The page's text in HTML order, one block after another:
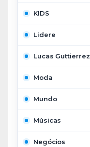
KIDS
Lidere
Lucas Guttierrez
Moda
Mundo
Músicas
Negócios